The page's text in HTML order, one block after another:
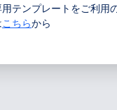
テンプレートをご利用
こちらから